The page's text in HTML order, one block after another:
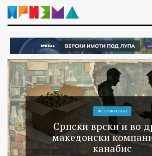
ИСТРАЖУВАЊA
Српски врски и во
македонски
канабис